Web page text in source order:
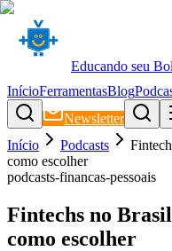
Educando seu
InícioFerramentasBlog
Newsletter
Início
Podcasts
como escolher
podcasts-financas-pessoais
Fintechs no
como escolher